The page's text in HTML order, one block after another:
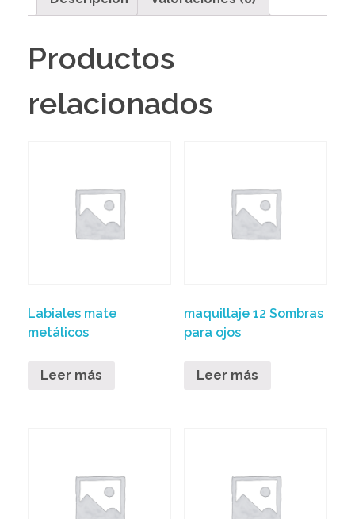
Productos
relacionados
Labiales mate
metálicos
Leer más
maquillaje 12 Sombras
para ojos
Leer más